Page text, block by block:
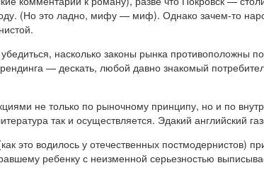
(Но это ладно, мифу — миф). Однако зачем-то
насколько законы рынка противоположны
— дескать, любой давно знакомый
не только по рыночному принципу, но и по
так и осуществляется. Эдакий английский
это водилось у отечественных постмодернистов)
ребенку с неизменной серьезностью